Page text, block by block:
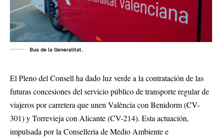
Bus de la Generalitat.
El Pleno del Consell ha dado luz verde a la contratación de las
futuras concesiones del servicio público de transporte regular de
viajeros por carretera que unen València con Benidorm (CV-
301) y Torrevieja con Alicante (CV-214). Esta actuación,
impulsada por la Conselleria de Medio Ambiente e